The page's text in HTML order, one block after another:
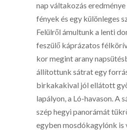
nap váltakozás
fények és egy különleges
Felülről ámultunk a lenti
feszülő káprázatos
kor megint arany
állítottunk sátrat egy
birkakakival jól ellátott
lapályon, a Ló-havason. A
szép hegyi panorámát
egyben mosdókagylónk is